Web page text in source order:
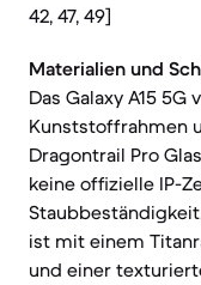
42, 47, 49]
Materialien und
Das Galaxy A15
Kunststoffrahmen
Dragontrail Pro
keine offizielle IP-
Staubbeständigkeit.
ist mit einem
und einer